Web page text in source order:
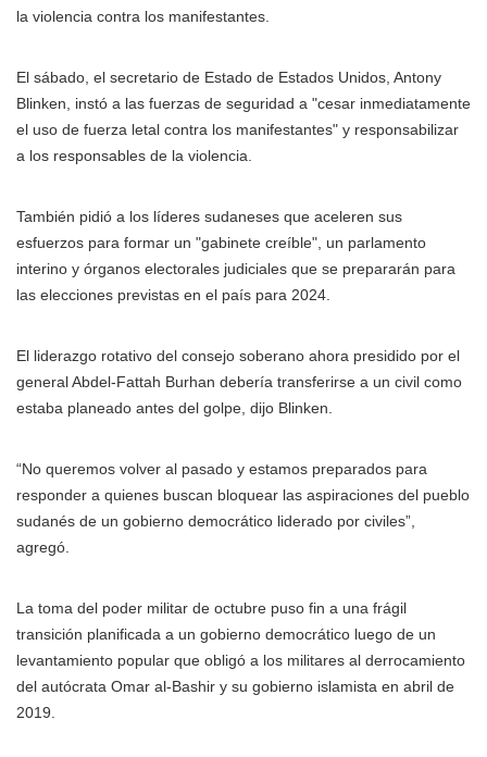
la violencia contra los manifestantes.
El sábado, el secretario de Estado de Estados Unidos, Antony
Blinken, instó a las fuerzas de seguridad a "cesar inmediatamente
el uso de fuerza letal contra los manifestantes" y responsabilizar
a los responsables de la violencia.
También pidió a los líderes sudaneses que aceleren sus
esfuerzos para formar un "gabinete creíble", un parlamento
interino y órganos electorales judiciales que se prepararán para
las elecciones previstas en el país para 2024.
El liderazgo rotativo del consejo soberano ahora presidido por el
general Abdel-Fattah Burhan debería transferirse a un civil como
estaba planeado antes del golpe, dijo Blinken.
“No queremos volver al pasado y estamos preparados para
responder a quienes buscan bloquear las aspiraciones del pueblo
sudanés de un gobierno democrático liderado por civiles”,
agregó.
La toma del poder militar de octubre puso fin a una frágil
transición planificada a un gobierno democrático luego de un
levantamiento popular que obligó a los militares al derrocamiento
del autócrata Omar al-Bashir y su gobierno islamista en abril de
2019.